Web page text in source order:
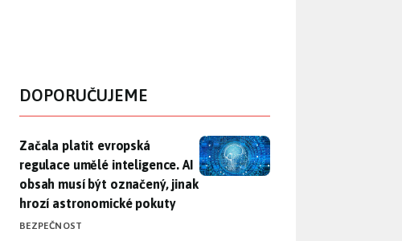
DOPORUČUJEME
Začala platit evropská regulace umělé inteligence. AI obsah
Začala platit evropská
regulace umělé inteligence. AI
obsah musí být označený, jinak
hrozí astronomické pokuty
BEZPEČNOST